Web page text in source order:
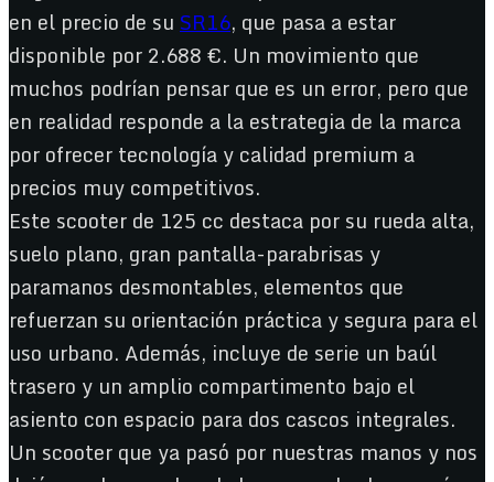
en el precio de su SR16, que pasa a estar
disponible por 2.688 €. Un movimiento que
muchos podrían pensar que es un error, pero que
en realidad responde a la estrategia de la marca
por ofrecer tecnología y calidad premium a
precios muy competitivos.
Este scooter de 125 cc destaca por su rueda alta,
suelo plano, gran pantalla-parabrisas y
paramanos desmontables, elementos que
refuerzan su orientación práctica y segura para el
uso urbano. Además, incluye de serie un baúl
trasero y un amplio compartimento bajo el
asiento con espacio para dos cascos integrales.
Un scooter que ya pasó por nuestras manos y nos